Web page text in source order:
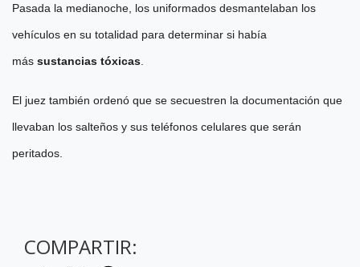
Pasada la medianoche, los uniformados desmantelaban los
vehículos en su totalidad para determinar si había
más sustancias tóxicas
El juez también ordenó que se secuestren la documentación que
llevaban los salteños y sus teléfonos celulares que serán
peritados.
COMPARTIR: